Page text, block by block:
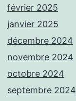
février 2025
janvier 2025
décembre 2024
novembre 2024
octobre 2024
septembre 2024